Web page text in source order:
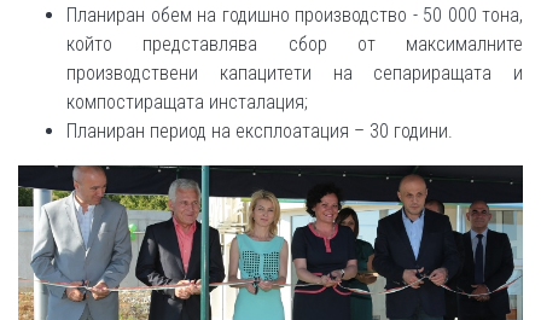
Планиран обем на годишно производство - 50 000 тона,
който представлява сбор от максималните
производствени капацитети на сепариращата и
компостиращата инсталация;
Планиран период на експлоатация – 30 години.